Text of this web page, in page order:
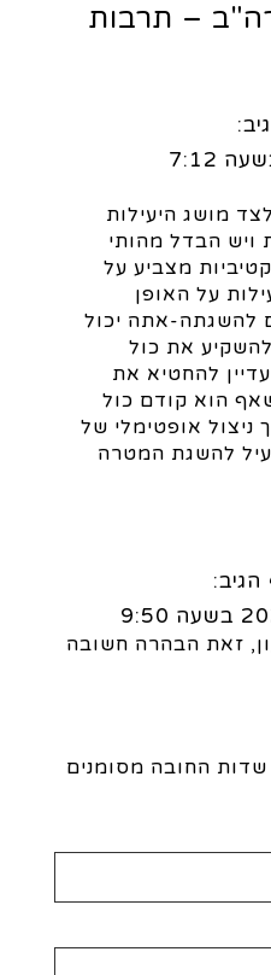
– תרבות
מושג היעילות
ויש הבדל מהותי
מצביע על
על האופן
להשגתה-אתה יכול
את כול
להחטיא את
הוא קודם כול
ניצול אופטימלי של
להשגת המטרה
הגיב:
זאת הבהרה חשובה
שדות החובה מסומנים